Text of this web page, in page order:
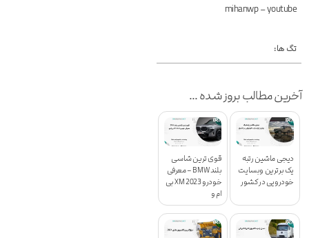
mihanwp – youtube
تگ ها:
آخرین مطالب بروز شده ...
دیجی ماشین رتبه
یک برترین وبسایت
خودرویی در کشور
قوی ترین شاسی
بلند BMW – معرفی
خودرو XM 2023 بی
ام و